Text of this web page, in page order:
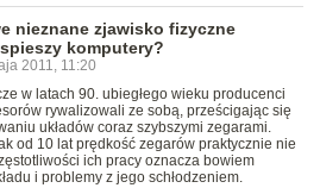
nieznane zjawisko fizyczne
komputery?
2011, 11:20
w latach 90. ubiegłego wieku producenci
rywalizowali ze sobą, prześcigając się
układów coraz szybszymi zegarami.
od 10 lat prędkość zegarów praktycznie nie
ich pracy oznacza bowiem
i problemy z jego schłodzeniem.